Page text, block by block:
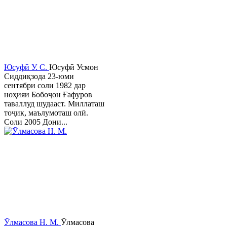
Юсуфӣ У. C. Юсуфӣ Усмон
Сиддиқзода 23-юми
сентябри соли 1982 дар
ноҳияи Бобоҷон Ғафуров
таваллуд шудааст. Миллаташ
тоҷик, маълумоташ олӣ.
Соли 2005 Дони...
Ӯлмасова Н. М. Ӯлмасова